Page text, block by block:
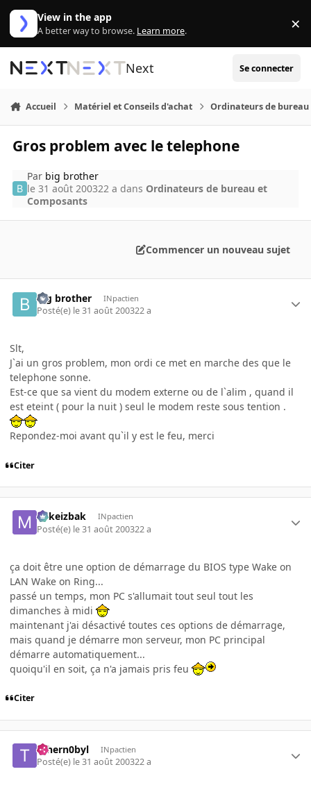
Aller au contenu
View in the app
A better way to browse. Learn more. ×
Next Se connecter
Accueil Matériel et Conseils d'achat Ordinateurs de bureau
Gros problem avec le telephone
Par big brother
le 31 août 200322 a dans Ordinateurs de bureau et
Composants
Commencer un nouveau sujet
big brother INpactien
Posté(e) le 31 août 200322 a
Slt,
J`ai un gros problem, mon ordi ce met en marche des que le
telephone sonne.
Est-ce que sa vient du modem externe ou de l`alim , quand il
est eteint ( pour la nuit ) seul le modem reste sous tention .
Repondez-moi avant qu`il y est le feu, merci
Citer
Mikeizbak INpactien
Posté(e) le 31 août 200322 a
ça doit être une option de démarrage du BIOS type Wake on
LAN Wake on Ring...
passé un temps, mon PC s'allumait tout seul tout les
dimanches à midi
maintenant j'ai désactivé toutes ces options de démarrage,
mais quand je démarre mon serveur, mon PC principal
démarre automatiquement...
quoiqu'il en soit, ça n'a jamais pris feu
Citer
Tchern0byl INpactien
Posté(e) le 31 août 200322 a